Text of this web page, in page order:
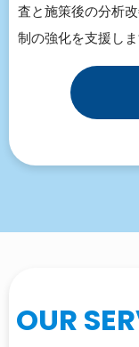
査と施策後の分析
制の強化を支援しま
OUR